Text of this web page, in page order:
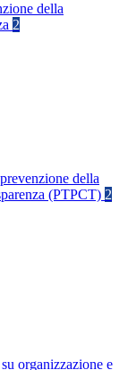
della
2
della
(PTPCT) 2
organizzazione e